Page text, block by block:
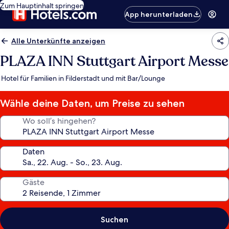
Zum Hauptinhalt springen
App herunterladen
Alle Unterkünfte anzeigen
PLAZA INN Stuttgart Airport Messe
Hotel für Familien in Filderstadt und mit Bar/Lounge
Wähle deine Daten, um Preise zu sehen
Wo soll’s hingehen?
Daten
Gäste
Suchen